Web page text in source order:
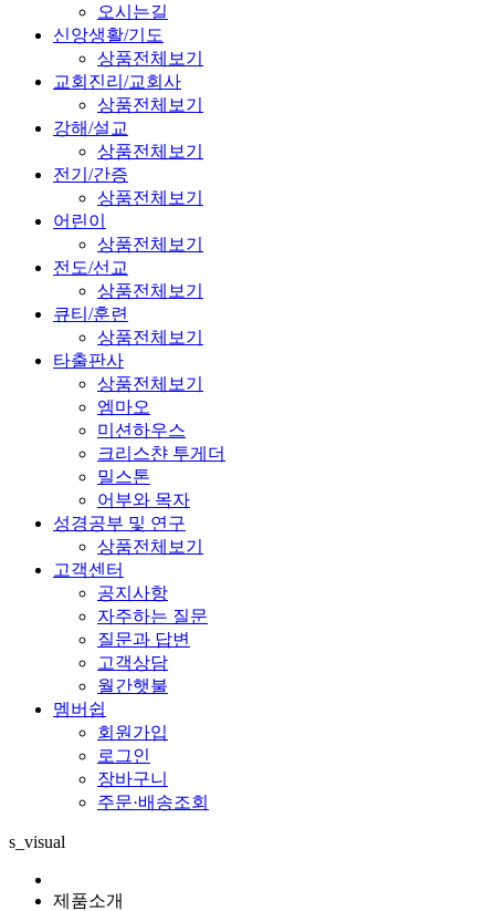
오시는길
신앙생활/기도
상품전체보기
교회진리/교회사
상품전체보기
강해/설교
상품전체보기
전기/간증
상품전체보기
어린이
상품전체보기
전도/선교
상품전체보기
큐티/훈련
상품전체보기
타출판사
상품전체보기
엠마오
미션하우스
크리스챤 투게더
밀스톤
어부와 목자
성경공부 및 연구
상품전체보기
고객센터
공지사항
자주하는 질문
질문과 답변
고객상담
월간햇불
멤버쉽
회원가입
로그인
장바구니
주문·배송조회
s_visual
제품소개